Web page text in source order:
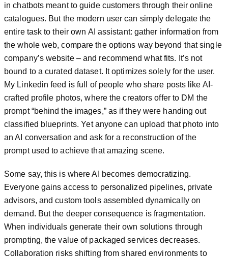
in chatbots meant to guide customers through their online
catalogues. But the modern user can simply delegate the
entire task to their own AI assistant: gather information from
the whole web, compare the options way beyond that single
company’s website – and recommend what fits. It’s not
bound to a curated dataset. It optimizes solely for the user.
My Linkedin feed is full of people who share posts like AI-
crafted profile photos, where the creators offer to DM the
prompt “behind the images,” as if they were handing out
classified blueprints. Yet anyone can upload that photo into
an AI conversation and ask for a reconstruction of the
prompt used to achieve that amazing scene.
Some say, this is where AI becomes democratizing.
Everyone gains access to personalized pipelines, private
advisors, and custom tools assembled dynamically on
demand. But the deeper consequence is fragmentation.
When individuals generate their own solutions through
prompting, the value of packaged services decreases.
Collaboration risks shifting from shared environments to